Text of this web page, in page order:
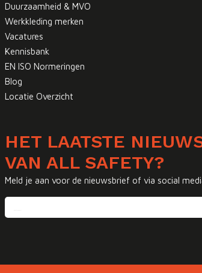
Duurzaamheid & MVO
Werkkleding merken
Vacatures
Kennisbank
EN ISO Normeringen
Blog
Locatie Overzicht
HET LAATSTE
VAN ALL SAFETY?
Meld je aan voor de nieuwsbrief of via social